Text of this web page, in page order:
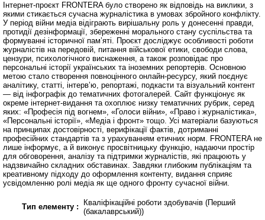
Інтернет-проєкт FRONTERA було створено як відповідь на виклики, з
якими стикається сучасна журналістика в умовах збройного конфлікту.
У період війни медіа відіграють вирішальну роль у донесенні правди,
протидії дезінформації, збереженні морального стану суспільства та
формуванні історичної памʼяті. Проєкт досліджує особливості роботи
журналістів на передовій, питання військової етики, свободи слова,
цензури, психологічного виснаження, а також розповідає про
персональні історії українських та іноземних репортерів. Основною
метою стало створення повноцінного онлайн-ресурсу, який поєднує
аналітику, статті, інтервʼю, репортажі, подкасти та візуальний контент
— від інфографік до тематичних фотогалерей. Сайт функціонує як
окреме інтернет-видання та охоплює низку тематичних рубрик, серед
яких: «Професія під вогнем», «Голоси війни», «Право і журналістика»,
«Персональні історії», «Медіа і фронт» тощо. Усі матеріали базуються
на принципах достовірності, верифікації фактів, дотриманні
професійних стандартів та з урахуванням етичних норм. FRONTERA не
лише інформує, а й виконує просвітницьку функцію, надаючи простір
для обговорення, аналізу та підтримки журналістів, які працюють у
надзвичайно складних обставинах. Завдяки глибоким публікаціям та
креативному підходу до оформлення контенту, видання сприяє
усвідомленню ролі медіа як ще одного фронту сучасної війни.
Тип елементу :
Кваліфікаційні роботи здобувачів (Перший
(бакалаврський))